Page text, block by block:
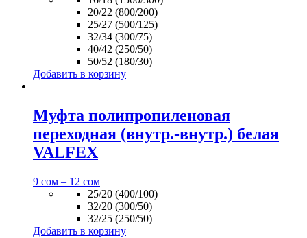
20/22 (800/200)
25/27 (500/125)
32/34 (300/75)
40/42 (250/50)
50/52 (180/30)
Добавить в корзину
Муфта полипропиленовая
переходная (внутр.-внутр.) белая
VALFEX
9 сом – 12 сом
25/20 (400/100)
32/20 (300/50)
32/25 (250/50)
Добавить в корзину